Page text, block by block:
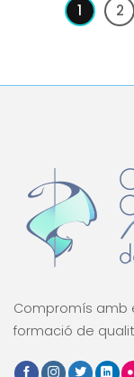
1 2
Compromís amb
formació de